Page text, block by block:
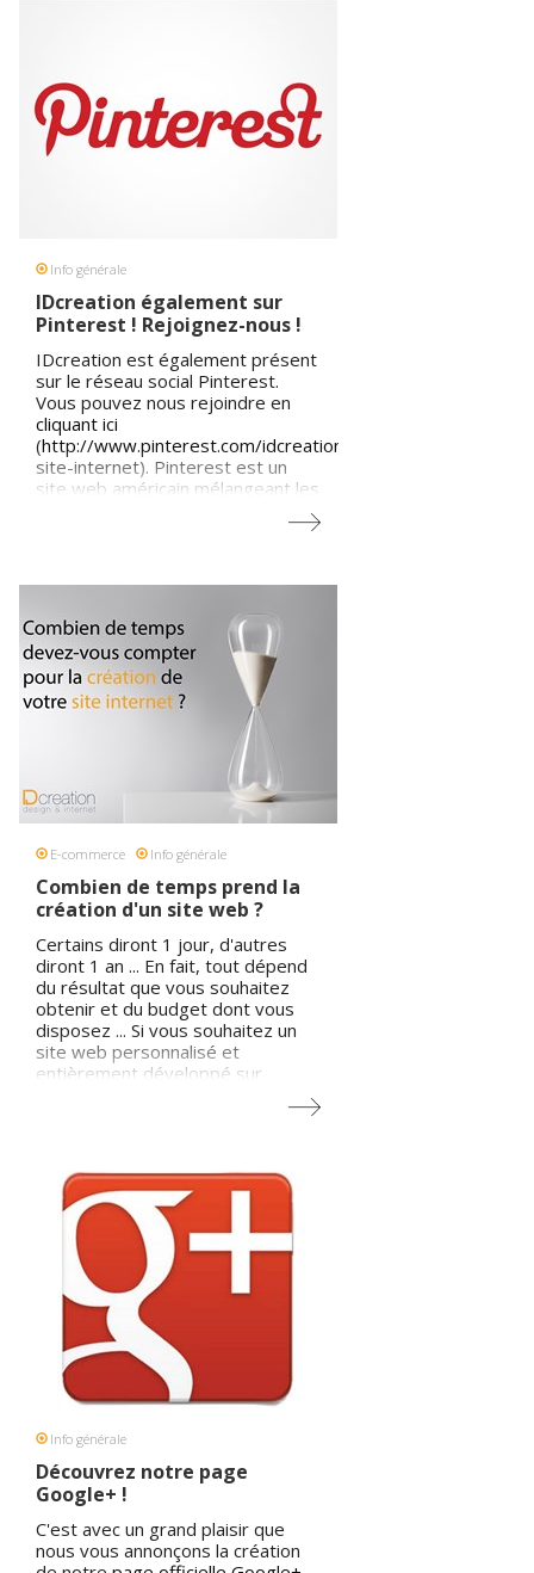
IDcreation : le choix d'un
partenaire fiable.
#créationsiteinternet
#hautdegamme
Info générale
IDcreation également sur
Pinterest ! Rejoignez-nous !
IDcreation est également présent
sur le réseau social Pinterest.
Vous pouvez nous rejoindre en
cliquant ici
(http://www.pinterest.com/idcreation/création-
site-internet). Pinterest est un
site web américain mélangeant les
de partage de photos. Il permet à
toile. Cela permet d'épingler ('pin')
les photos. Rejoignez-nous pour
découvrir plus de photos de
réalisations de création de site
internet.
IDcreation sur Pinterest
E-commerce Info générale
Combien de temps prend la
création d'un site web ?
Certains diront 1 jour, d'autres
diront 1 an ... En fait, tout dépend
du résultat que vous souhaitez
obtenir et du budget dont vous
disposez ... Si vous souhaitez un
site web personnalisé et
entièrement développé sur
ne sera pas réalisé en 1 jour ! Et
implémenter. Vous souhaitez
développer un site e-commerce ?
Chez IDcreation, nous
développons des sites web sur
mesure
, dessites e-commerce
selon l'image de votre société.
IDcreation, bien plus qu'un
partenaire, apporte une réelle
plus value à votre entreprise ...
Info générale
Découvrez notre page
Google+ !
C'est avec un grand plaisir que
nous vous annonçons la création